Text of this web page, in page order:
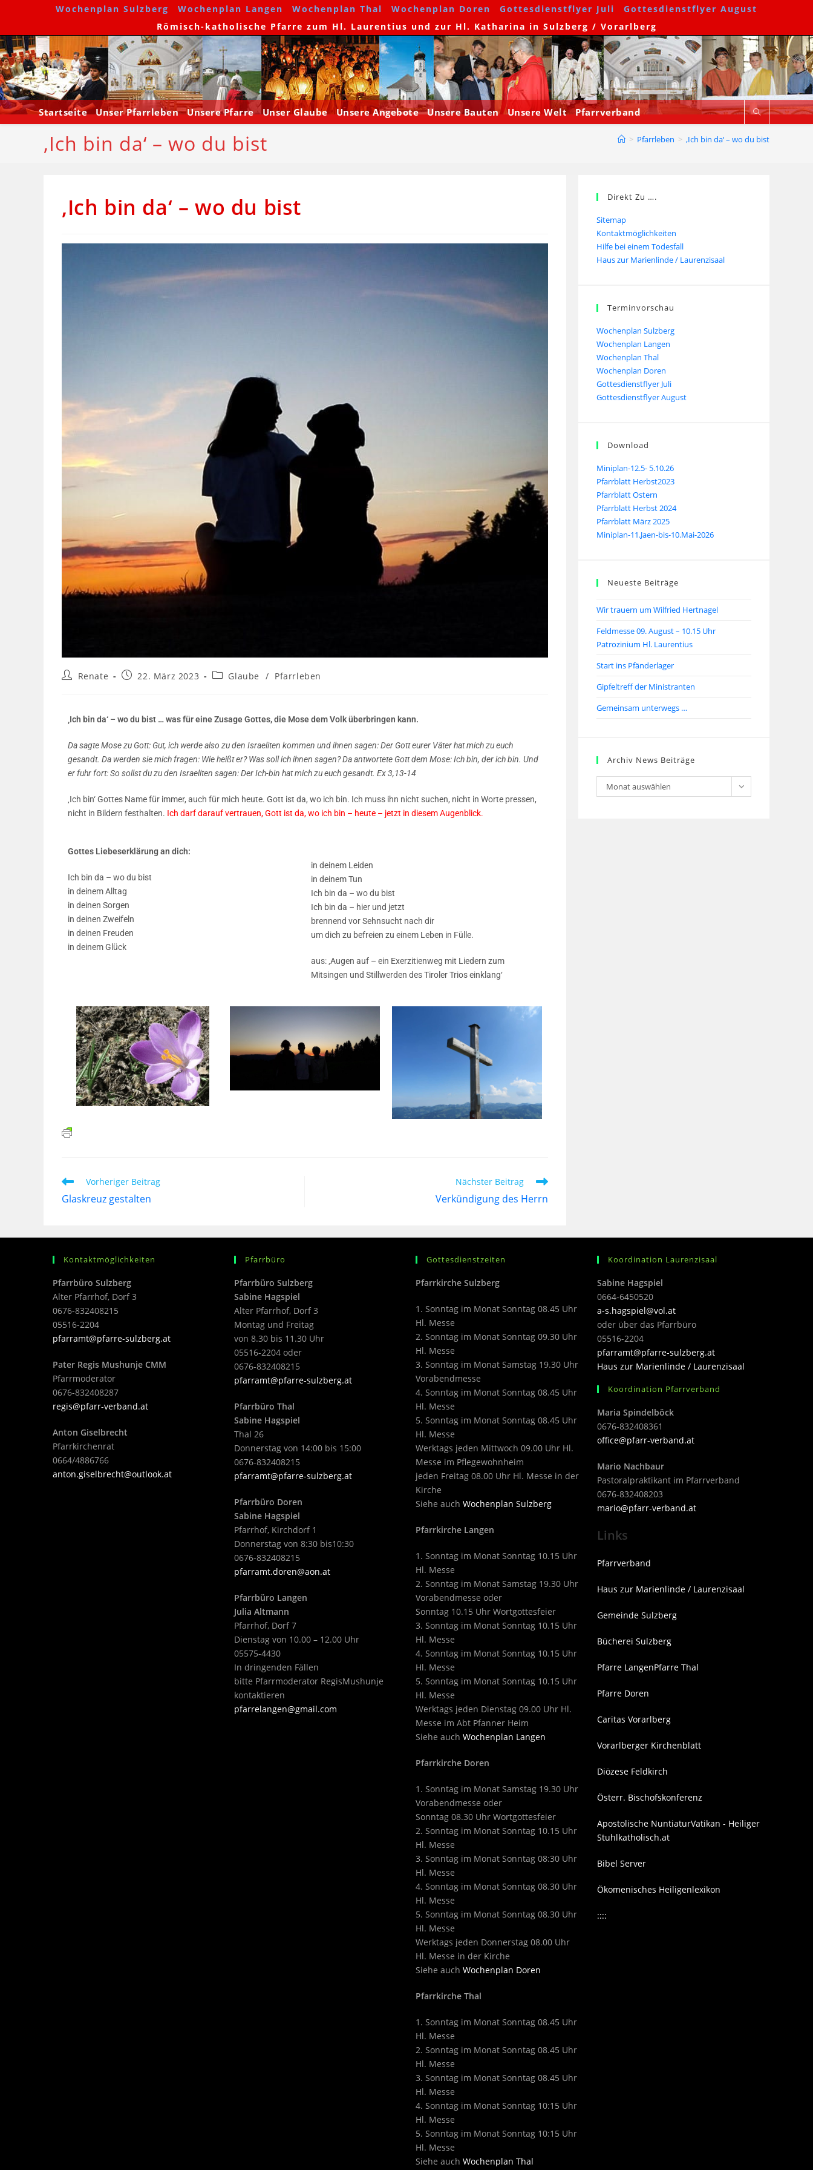
Wochenplan Sulzberg Wochenplan Langen Wochenplan Thal Wochenplan Doren Gottesdienstflyer Juli
Gottesdienstflyer August
Römisch-katholische Pfarre zum Hl. Laurentius und zur Hl. Katharina in Sulzberg / Vorarlberg
Startseite Unser Pfarrleben Unsere Pfarre Unser Glaube Unsere Angebote Unsere Bauten Unsere Welt Pfarrverband
‚Ich bin da‘ – wo du bist > Pfarrleben > ‚Ich bin da‘ – wo du bist
‚Ich bin da‘ – wo du bist
Renate 22. März 2023 Glaube / Pfarrleben
‚Ich bin da‘ – wo du bist … was für eine Zusage Gottes, die Mose dem Volk überbringen kann.
Da sagte Mose zu Gott: Gut, ich werde also zu den Israeliten kommen und ihnen sagen: Der Gott eurer Väter hat mich zu euch
gesandt. Da werden sie mich fragen: Wie heißt er? Was soll ich ihnen sagen? Da antwortete Gott dem Mose: Ich bin, der ich bin. Und
er fuhr fort: So sollst du zu den Israeliten sagen: Der Ich-bin hat mich zu euch gesandt. Ex 3,13-14
‚Ich bin‘ Gottes Name für immer, auch für mich heute. Gott ist da, wo ich bin. Ich muss ihn nicht suchen, nicht in Worte pressen,
nicht in Bildern festhalten. Ich darf darauf vertrauen, Gott ist da, wo ich bin – heute – jetzt in diesem Augenblick.
Gottes Liebeserklärung an dich:
Ich bin da – wo du bist
in deinem Alltag
in deinen Sorgen
in deinen Zweifeln
in deinen Freuden
in deinem Glück
in deinem Leiden
in deinem Tun
Ich bin da – wo du bist
Ich bin da – hier und jetzt
brennend vor Sehnsucht nach dir
um dich zu befreien zu einem Leben in Fülle.
aus: ‚Augen auf – ein Exerzitienweg mit Liedern zum
Mitsingen und Stillwerden des Tiroler Trios einklang‘
Vorheriger Beitrag
Glaskreuz gestalten
Nächster Beitrag
Verkündigung des Herrn
Direkt Zu ….
Sitemap
Kontaktmöglichkeiten
Hilfe bei einem Todesfall
Haus zur Marienlinde / Laurenzisaal
Terminvorschau
Wochenplan Sulzberg
Wochenplan Langen
Wochenplan Thal
Wochenplan Doren
Gottesdienstflyer Juli
Gottesdienstflyer August
Download
Miniplan-12.5- 5.10.26
Pfarrblatt Herbst2023
Pfarrblatt Ostern
Pfarrblatt Herbst 2024
Pfarrblatt März 2025
Miniplan-11.Jaen-bis-10.Mai-2026
Neueste Beiträge
Wir trauern um Wilfried Hertnagel
Feldmesse 09. August – 10.15 Uhr
Patrozinium Hl. Laurentius
Start ins Pfänderlager
Gipfeltreff der Ministranten
Gemeinsam unterwegs …
Archiv News Beiträge
Monat auswählen
Kontaktmöglichkeiten
Pfarrbüro Sulzberg
Alter Pfarrhof, Dorf 3
0676-832408215
05516-2204
pfarramt@pfarre-sulzberg.at
Pater Regis Mushunje CMM
Pfarrmoderator
0676-832408287
regis@pfarr-verband.at
Anton Giselbrecht
Pfarrkirchenrat
0664/4886766
anton.giselbrecht@outlook.at
Pfarrbüro
Pfarrbüro Sulzberg
Sabine Hagspiel
Alter Pfarrhof, Dorf 3
Montag und Freitag
von 8.30 bis 11.30 Uhr
05516-2204 oder
0676-832408215
pfarramt@pfarre-sulzberg.at
Pfarrbüro Thal
Sabine Hagspiel
Thal 26
Donnerstag von 14:00 bis 15:00
0676-832408215
pfarramt@pfarre-sulzberg.at
Pfarrbüro Doren
Sabine Hagspiel
Pfarrhof, Kirchdorf 1
Donnerstag von 8:30 bis10:30
0676-832408215
pfarramt.doren@aon.at
Pfarrbüro Langen
Julia Altmann
Pfarrhof, Dorf 7
Dienstag von 10.00 – 12.00 Uhr
05575-4430
In dringenden Fällen
bitte Pfarrmoderator RegisMushunje
kontaktieren
pfarrelangen@gmail.com
Gottesdienstzeiten
Pfarrkirche Sulzberg
1. Sonntag im Monat Sonntag 08.45 Uhr
Hl. Messe
2. Sonntag im Monat Sonntag 09.30 Uhr
Hl. Messe
3. Sonntag im Monat Samstag 19.30 Uhr
Vorabendmesse
4. Sonntag im Monat Sonntag 08.45 Uhr
Hl. Messe
5. Sonntag im Monat Sonntag 08.45 Uhr
Hl. Messe
Werktags jeden Mittwoch 09.00 Uhr Hl.
Messe im Pflegewohnheim
jeden Freitag 08.00 Uhr Hl. Messe in der
Kirche
Siehe auch Wochenplan Sulzberg
Pfarrkirche Langen
1. Sonntag im Monat Sonntag 10.15 Uhr
Hl. Messe
2. Sonntag im Monat Samstag 19.30 Uhr
Vorabendmesse oder
Sonntag 10.15 Uhr Wortgottesfeier
3. Sonntag im Monat Sonntag 10.15 Uhr
Hl. Messe
4. Sonntag im Monat Sonntag 10.15 Uhr
Hl. Messe
5. Sonntag im Monat Sonntag 10.15 Uhr
Hl. Messe
Werktags jeden Dienstag 09.00 Uhr Hl.
Messe im Abt Pfanner Heim
Siehe auch Wochenplan Langen
Pfarrkirche Doren
1. Sonntag im Monat Samstag 19.30 Uhr
Vorabendmesse oder
Sonntag 08.30 Uhr Wortgottesfeier
2. Sonntag im Monat Sonntag 10.15 Uhr
Hl. Messe
3. Sonntag im Monat Sonntag 08:30 Uhr
Hl. Messe
4. Sonntag im Monat Sonntag 08.30 Uhr
Hl. Messe
5. Sonntag im Monat Sonntag 08.30 Uhr
Hl. Messe
Werktags jeden Donnerstag 08.00 Uhr
Hl. Messe in der Kirche
Siehe auch Wochenplan Doren
Pfarrkirche Thal
1. Sonntag im Monat Sonntag 08.45 Uhr
Hl. Messe
2. Sonntag im Monat Sonntag 08.45 Uhr
Hl. Messe
3. Sonntag im Monat Sonntag 08.45 Uhr
Hl. Messe
4. Sonntag im Monat Sonntag 10:15 Uhr
Hl. Messe
5. Sonntag im Monat Sonntag 10:15 Uhr
Hl. Messe
Siehe auch Wochenplan Thal
Koordination Laurenzisaal
Sabine Hagspiel
0664-6450520
a-s.hagspiel@vol.at
oder über das Pfarrbüro
05516-2204
pfarramt@pfarre-sulzberg.at
Haus zur Marienlinde / Laurenzisaal
Koordination Pfarrverband
Maria Spindelböck
0676-832408361
office@pfarr-verband.at
Mario Nachbaur
Pastoralpraktikant im Pfarrverband
0676-832408203
mario@pfarr-verband.at
Links
Pfarrverband
Haus zur Marienlinde / Laurenzisaal
Gemeinde Sulzberg
Bücherei Sulzberg
Pfarre LangenPfarre Thal
Pfarre Doren
Caritas Vorarlberg
Vorarlberger Kirchenblatt
Diözese Feldkirch
Österr. Bischofskonferenz
Apostolische NuntiaturVatikan - Heiliger
Stuhlkatholisch.at
Bibel Server
Ökomenisches Heiligenlexikon
::::